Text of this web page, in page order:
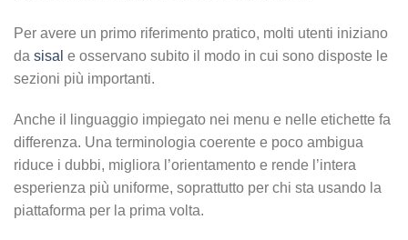
Per avere un primo riferimento pratico, molti utenti iniziano
da sisal e osservano subito il modo in cui sono disposte le
sezioni più importanti.
Anche il linguaggio impiegato nei menu e nelle etichette fa
differenza. Una terminologia coerente e poco ambigua
riduce i dubbi, migliora l’orientamento e rende l’intera
esperienza più uniforme, soprattutto per chi sta usando la
piattaforma per la prima volta.